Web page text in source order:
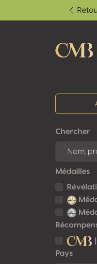
Tous
Chercher
Médailles
Pays